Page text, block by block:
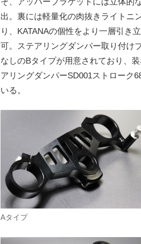
出。裏には軽量化の肉抜きライトニ
り、KATANAの個性をより一層引き
可。ステアリングダンパー取り付け
なしのBタイプが用意されており、
アリングダンパーSD001ストローク
いる。
Aタイプ